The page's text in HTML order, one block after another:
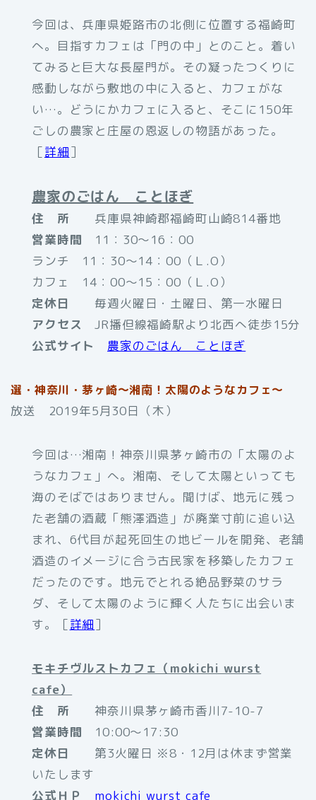
今回は、兵庫県姫路市の北側に位置する福崎町
へ。目指すカフェは「門の中」とのこと。着い
てみると巨大な長屋門が。その凝ったつくりに
感動しながら敷地の中に入ると、カフェがな
い…。どうにかカフェに入ると、そこに150年
ごしの農家と庄屋の恩返しの物語があった。
［詳細］
農家のごはん ことほぎ
住 所 兵庫県神崎郡福崎町山崎814番地
営業時間 11：30～16：00
ランチ 11：30～14：00（Ｌ.O）
カフェ 14：00～15：00（Ｌ.O）
定休日
毎週火曜日・土曜日、第一水曜日
アクセス
JR播但線福崎駅より北西へ徒歩15分
公式サイト
農家のごはん ことほぎ
選・神奈川・茅ヶ崎〜湘南！太陽のようなカフェ〜
放送 2019年5月30日（木）
今回は…湘南！神奈川県茅ヶ崎市の「太陽のよ
うなカフェ」へ。湘南、そして太陽といっても
海のそばではありません。聞けば、地元に残っ
た老舗の酒蔵「熊澤酒造」が廃業寸前に追い込
まれ、6代目が起死回生の地ビールを開発、老舗
酒造のイメージに合う古民家を移築したカフェ
だったのです。地元でとれる絶品野菜のサラ
ダ、そして太陽のように輝く人たちに出会いま
す。［詳細］
モキチヴルストカフェ（mokichi wurst
cafe）
住 所 神奈川県茅ヶ崎市香川7-10-7
営業時間 10:00～17:30
定休日
第3火曜日 ※8・12月は休まず営業
いたします
公式ＨＰ
mokichi wurst cafe